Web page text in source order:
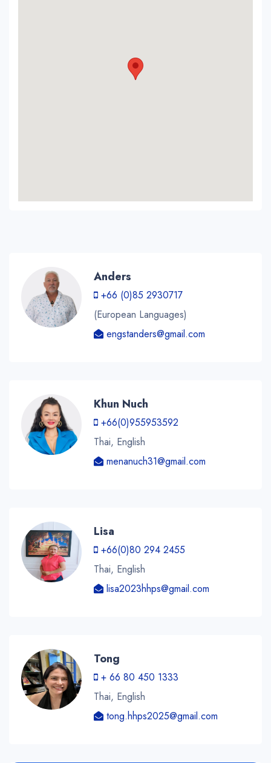
Anders
+66 (0)85 2930717
(European Languages)
engstanders@gmail.com
Khun Nuch
+66(0)955953592
Thai, English
menanuch31@gmail.com
Lisa
+66(0)80 294 2455
Thai, English
lisa2023hhps@gmail.com
Tong
+ 66 80 450 1333
Thai, English
tong.hhps2025@gmail.com